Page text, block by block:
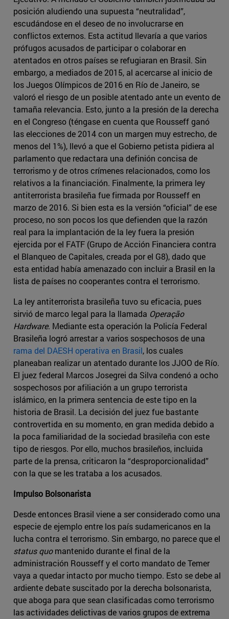
posición aludiendo una supuesta “neutralidad”,
escudándose en el deseo de no involucrarse en
conflictos externos. Esta actitud llevaría a que varios
prófugos acusados de participar o colaborar en
atentados en otros países se refugiaran en Brasil. Sin
embargo, a mediados de 2015, al acercarse al inicio de
los Juegos Olímpicos de 2016 en Río de Janeiro, se
valoró el riesgo de un posible atentado ante un evento de
tamaña relevancia. Esto, junto a la presión de la derecha
en el Congreso (téngase en cuenta que Rousseff ganó
las elecciones de 2014 con un margen muy estrecho, de
menos del 1%), llevó a que el Gobierno petista pidiera al
parlamento que redactara una definión concisa de
terrorismo y de otros crímenes relacionados, como los
relativos a la financiación. Finalmente, la primera ley
antiterrorista brasileña fue firmada por Rousseff en
marzo de 2016. Si bien esta es la versión “oficial” de ese
proceso, no son pocos los que defienden que la razón
real para la implantación de la ley fuera la presión
ejercida por el FATF (Grupo de Acción Financiera contra
el Blanqueo de Capitales, creada por el G8), dado que
esta entidad había amenazado con incluir a Brasil en la
lista de países no cooperantes contra el terrorismo.
La ley antiterrorista brasileña tuvo su eficacia, pues
sirvió de marco legal para la llamada Operação
Hardware. Mediante esta operación la Policía Federal
Brasileña logró arrestar a varios sospechosos de una
rama del DAESH operativa en Brasil, los cuales
planeaban realizar un atentado durante los JJOO de Río.
El juez federal Marcos Josegrei da Silva condenó a ocho
sospechosos por afiliación a un grupo terrorista
islámico, en la primera sentencia de este tipo en la
historia de Brasil. La decisión del juez fue bastante
controvertida en su momento, en gran medida debido a
la poca familiaridad de la sociedad brasileña con este
tipo de riesgos. Por ello, muchos brasileños, incluida
parte de la prensa, criticaron la “desproporcionalidad”
con la que se les trataba a los acusados.
Impulso Bolsonarista
Desde entonces Brasil viene a ser considerado como una
especie de ejemplo entre los país sudamericanos en la
lucha contra el terrorismo. Sin embargo, no parece que el
status quomantenido durante el final de la
administración Rousseff y el corto mandato de Temer
vaya a quedar intacto por mucho tiempo. Esto se debe al
ardiente debate suscitado por la derecha bolsonarista,
que aboga para que sean clasificadas como terrorismo
las actividades delictivas de varios grupos de extrema